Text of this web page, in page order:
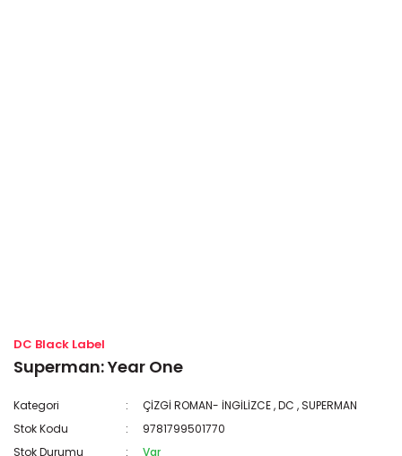
DC Black Label
Superman: Year One
Kategori ÇİZGİ ROMAN- İNGİLİZCE,DC ,SUPERMAN
Stok Kodu
9781799501770
Stok Durumu
Var